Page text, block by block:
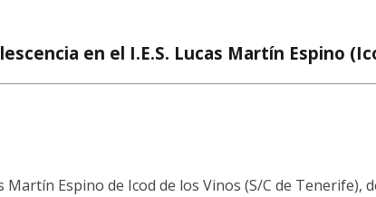
en el I.E.S. Lucas Martín Espino
Espino de Icod de los Vinos (S/C de Tenerife),